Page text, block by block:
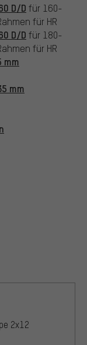
D/D für 160-
für HR
D/D für 180-
für HR
mm
mm
2x12